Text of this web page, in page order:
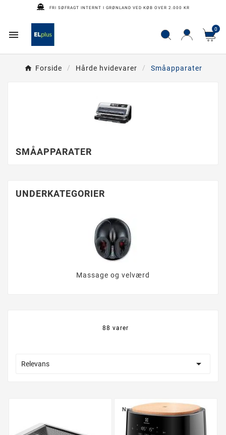
FRI SØFRAGT INTERNT I GRØNLAND VED KØB OVER 2.000 KR
 0
Forside Hårde hvidevarer Småapparater
SMÅAPPARATER
UNDERKATEGORIER
Massage og velværd
88 varer
Relevans 
Ny